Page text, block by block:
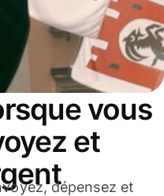
vous
et
dépensez et